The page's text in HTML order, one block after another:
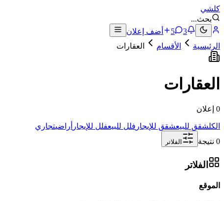
كلشي
بحث...
3
5
أضف إعلان
الرئيسية
الأقسام العقارات
العقارات
0 إعلان
الكلشقق للبيعشقق للإيجار فلل للبيعفلل للإيجار أراضيتجاري
0 نتيجة
الفلاتر
الفلاتر
الموقع